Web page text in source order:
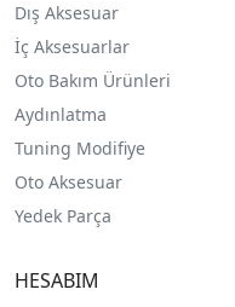
Dış Aksesuar
İç Aksesuarlar
Oto Bakım Ürünleri
Aydınlatma
Tuning Modifiye
Oto Aksesuar
Yedek Parça
HESABIM